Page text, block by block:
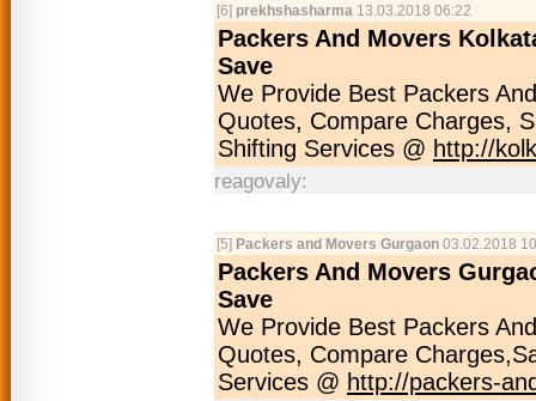
[6] prekhshasharma 13.03.2018 06:22
Packers And Movers
Save
We Provide Best Packers
Quotes, Compare Charges,
Shifting Services @ http://
reagovaly:
[5] Packers and Movers Gurgaon 03.02.2018
Packers And Movers
Save
We Provide Best Packers
Quotes, Compare
Services @ http://packers-